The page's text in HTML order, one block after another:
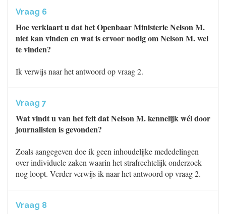
Vraag 6
Hoe verklaart u dat het Openbaar Ministerie Nelson M.
niet kan vinden en wat is ervoor nodig om Nelson M. wel
te vinden?
Ik verwijs naar het antwoord op vraag 2.
Vraag 7
Wat vindt u van het feit dat Nelson M. kennelijk wél door
journalisten is gevonden?
Zoals aangegeven doe ik geen inhoudelijke mededelingen
over individuele zaken waarin het strafrechtelijk onderzoek
nog loopt. Verder verwijs ik naar het antwoord op vraag 2.
Vraag 8